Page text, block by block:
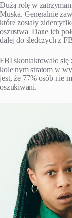
Dużą rolę w
Muska. Generalnie
które zostały
oszustwa. Dane ich
dalej do śledczych z
FBI skontaktowało się
kolejnym stratom w
jest, że 77% osób nie
oszukiwani.